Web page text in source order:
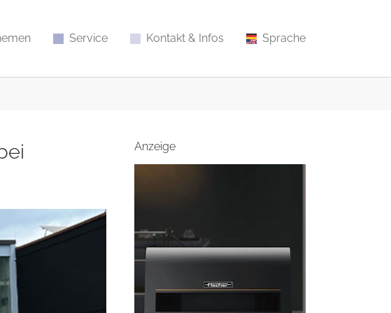
Service Kontakt & Infos Sprache
Anzeige